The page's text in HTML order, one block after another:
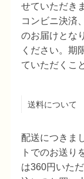
せていただき
コンビニ決済
のお届けとな
ください。期
ていただくこ
送料について
配送につきま
トでのお送り
は360円いた